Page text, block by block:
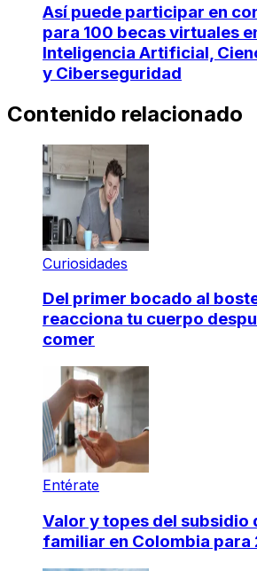
Así puede participar en
para 100 becas virtuales
Inteligencia Artificial,
y Ciberseguridad
Contenido relacionado
Curiosidades
Del primer bocado al
reacciona tu cuerpo
comer
Entérate
Valor y topes del subsidio
familiar en Colombia para